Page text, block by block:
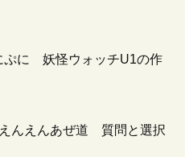
ぷに 妖怪ウォッチU1の作
んえんあぜ道 質問と選択